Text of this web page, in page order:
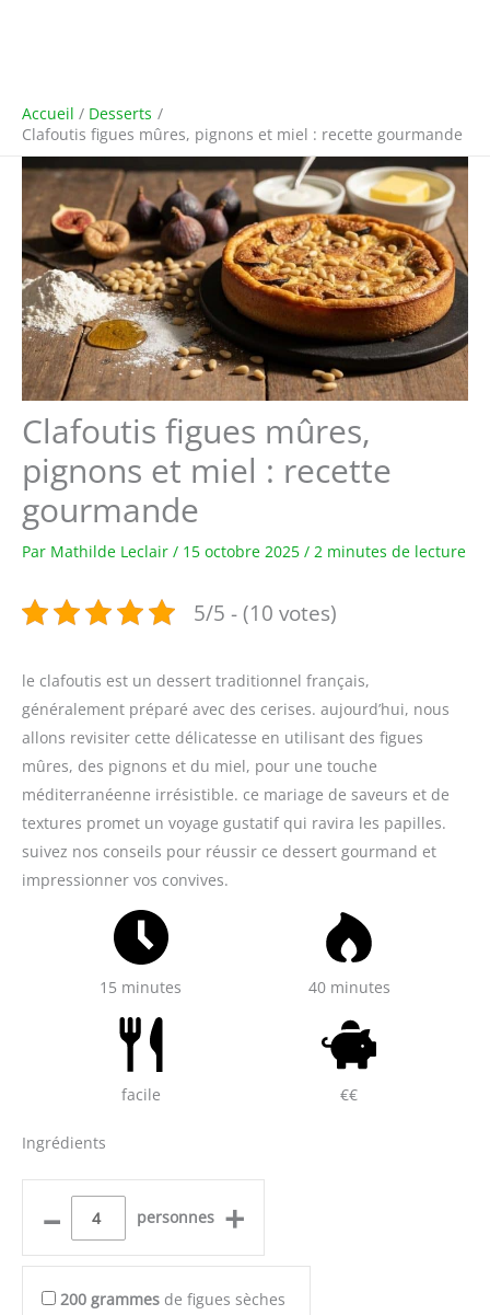
Accueil
Desserts
Clafoutis figues mûres, pignons et miel : recette gourmande
Clafoutis figues mûres,
pignons et miel : recette
gourmande
Par Mathilde Leclair / 15 octobre 2025 / 2 minutes de lecture
5/5 - (10 votes)
le clafoutis est un dessert traditionnel français,
généralement préparé avec des cerises. aujourd’hui, nous
allons revisiter cette délicatesse en utilisant des figues
mûres, des pignons et du miel, pour une touche
méditerranéenne irrésistible. ce mariage de saveurs et de
textures promet un voyage gustatif qui ravira les papilles.
suivez nos conseils pour réussir ce dessert gourmand et
impressionner vos convives.
15 minutes 40 minutes
facile €€
Ingrédients
– personnes +
200 grammes de figues sèches